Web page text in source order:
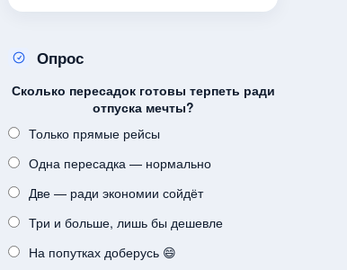
Опрос
Сколько пересадок готовы терпеть ради
отпуска мечты?
Только прямые рейсы
Одна пересадка — нормально
Две — ради экономии сойдёт
Три и больше, лишь бы дешевле
На попутках доберусь 😄